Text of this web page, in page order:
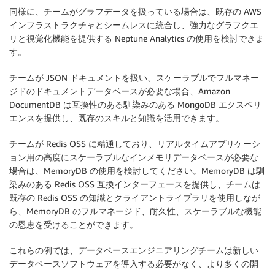
同様に、チームがグラフデータを扱っている場合は、既存の AWS
インフラストラクチャとシームレスに統合し、強力なグラフクエ
リと視覚化機能を提供する Neptune Analytics の使用を検討できま
す。
チームが JSON ドキュメントを扱い、スケーラブルでフルマネー
ジドのドキュメントデータベースが必要な場合、Amazon
DocumentDB は互換性のある馴染みのある MongoDB エクスペリ
エンスを提供し、既存のスキルと知識を活用できます。
チームが Redis OSS に精通しており、リアルタイムアプリケーシ
ョン用の高度にスケーラブルなインメモリデータベースが必要な
場合は、MemoryDB の使用を検討してください。MemoryDB は馴
染みのある Redis OSS 互換インターフェースを提供し、チームは
既存の Redis OSS の知識とクライアントライブラリを使用しなが
ら、MemoryDB のフルマネージド、耐久性、スケーラブルな機能
の恩恵を受けることができます。
これらの例では、データベースエンジニアリングチームは新しい
データベースソフトウェアを導入する必要がなく、より多くの開